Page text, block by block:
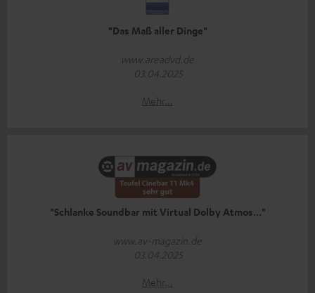
"Das Maß aller Dinge"
www.areadvd.de
03.04.2025
Mehr...
"Schlanke Soundbar mit Virtual Dolby Atmos..."
www.av-magazin.de
03.04.2025
Mehr...